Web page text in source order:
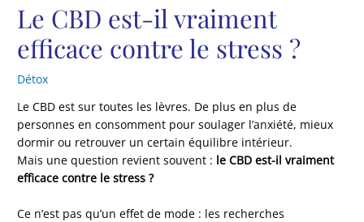
Le CBD est-il vraiment
efficace contre le stress ?
Détox
Le CBD est sur toutes les lèvres. De plus en plus de
personnes en consomment pour soulager l’anxiété, mieux
dormir ou retrouver un certain équilibre intérieur.
Mais une question revient souvent : le CBD est-il vraiment
efficace contre le stress ?
Ce n’est pas qu’un effet de mode : les recherches